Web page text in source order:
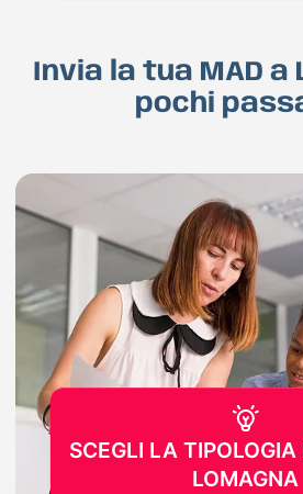
Invia la tua MAD a
pochi
SCEGLI LA TIPOLOGIA
LOMAGNA